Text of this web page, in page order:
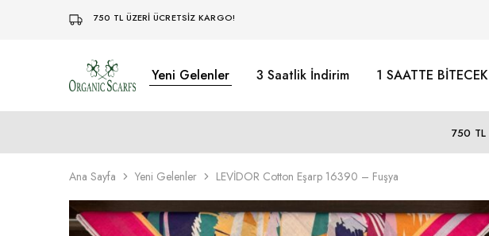
750 TL ÜZERİ ÜCRETSİZ KARGO!
Organikscarf Yeni Gelenler 3 Saatlik İndirim 1 SAATTE
750 TL
Ana Sayfa Yeni Gelenler LEVİDOR Cotton Eşarp 16390 – Fuşya